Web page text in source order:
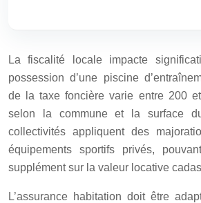
La fiscalité locale impacte
possession d’une piscine
de la taxe foncière varie entre 200
selon la commune et la surface
collectivités appliquent des
équipements sportifs privés,
supplément sur la valeur locative
L’assurance habitation doit être